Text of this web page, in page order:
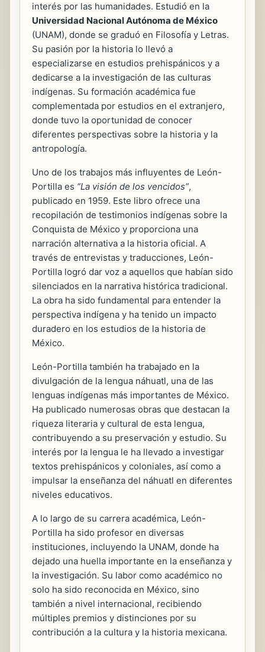
interés por las humanidades. Estudió en la
Universidad Nacional Autónoma de México
(UNAM), donde se graduó en Filosofía y Letras.
Su pasión por la historia lo llevó a
especializarse en estudios prehispánicos y a
dedicarse a la investigación de las culturas
indígenas. Su formación académica fue
complementada por estudios en el extranjero,
donde tuvo la oportunidad de conocer
diferentes perspectivas sobre la historia y la
antropología.
Uno de los trabajos más influyentes de León-
Portilla es “La visión de los vencidos”,
publicado en 1959. Este libro ofrece una
recopilación de testimonios indígenas sobre la
Conquista de México y proporciona una
narración alternativa a la historia oficial. A
través de entrevistas y traducciones, León-
Portilla logró dar voz a aquellos que habían sido
silenciados en la narrativa histórica tradicional.
La obra ha sido fundamental para entender la
perspectiva indígena y ha tenido un impacto
duradero en los estudios de la historia de
México.
León-Portilla también ha trabajado en la
divulgación de la lengua náhuatl, una de las
lenguas indígenas más importantes de México.
Ha publicado numerosas obras que destacan la
riqueza literaria y cultural de esta lengua,
contribuyendo a su preservación y estudio. Su
interés por la lengua le ha llevado a investigar
textos prehispánicos y coloniales, así como a
impulsar la enseñanza del náhuatl en diferentes
niveles educativos.
A lo largo de su carrera académica, León-
Portilla ha sido profesor en diversas
instituciones, incluyendo la UNAM, donde ha
dejado una huella importante en la enseñanza y
la investigación. Su labor como académico no
solo ha sido reconocida en México, sino
también a nivel internacional, recibiendo
múltiples premios y distinciones por su
contribución a la cultura y la historia mexicana.